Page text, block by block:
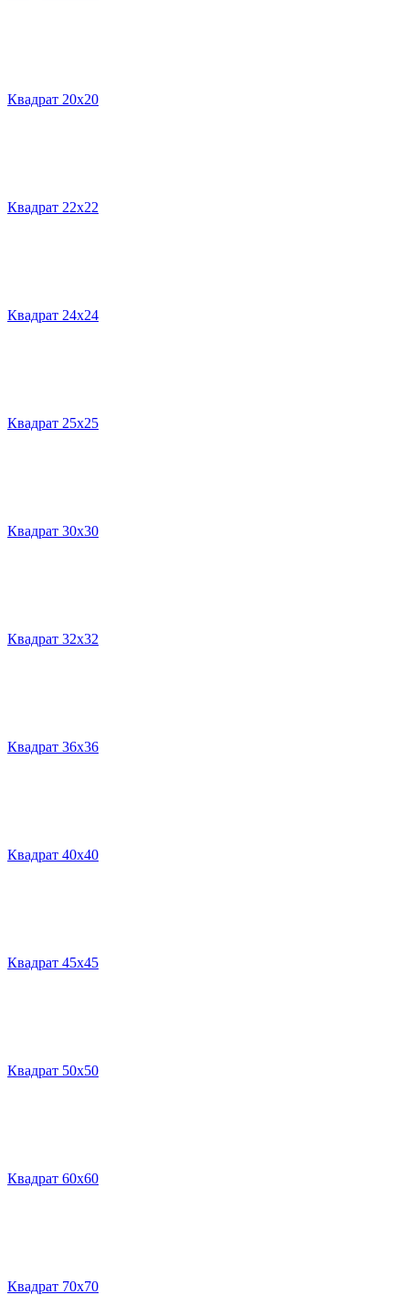
Квадрат 20х20
Квадрат 22х22
Квадрат 24х24
Квадрат 25х25
Квадрат 30х30
Квадрат 32х32
Квадрат 36х36
Квадрат 40х40
Квадрат 45х45
Квадрат 50х50
Квадрат 60х60
Квадрат 70х70